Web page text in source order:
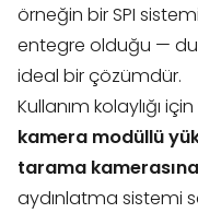
örneğin bir SPI
entegre olduğu —
ideal bir çözümdür.
Kullanım kolaylığı
kamera modüllü
tarama kamerasına
aydınlatma sistemi